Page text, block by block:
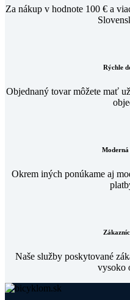
Za nákup v hodnote 100 € a
Rýchle
Objednaný tovar môžete mať
Okrem iných ponúkame aj
Naše služby poskytované
vysoko